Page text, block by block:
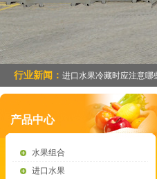
行业新闻： 进口水果冷藏时应注意哪
产品中心
水果组合
进口水果